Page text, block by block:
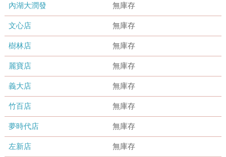
內湖大潤發 無庫存
文心店 無庫存
樹林店 無庫存
麗寶店 無庫存
義大店 無庫存
竹百店 無庫存
夢時代店 無庫存
左新店 無庫存